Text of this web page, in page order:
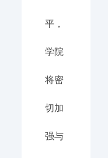
平，
学院
将密
切加
强与